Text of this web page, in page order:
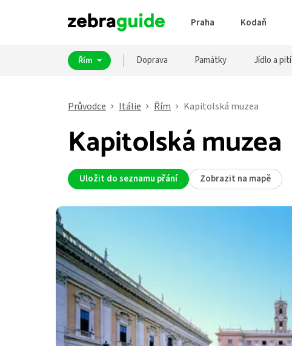
Praha Kodaň
Řím Doprava Památky Jídlo a pití
Průvodce Itálie Řím Kapitolská muzea
Kapitolská muzea
Uložit do seznamu přání Zobrazit na mapě